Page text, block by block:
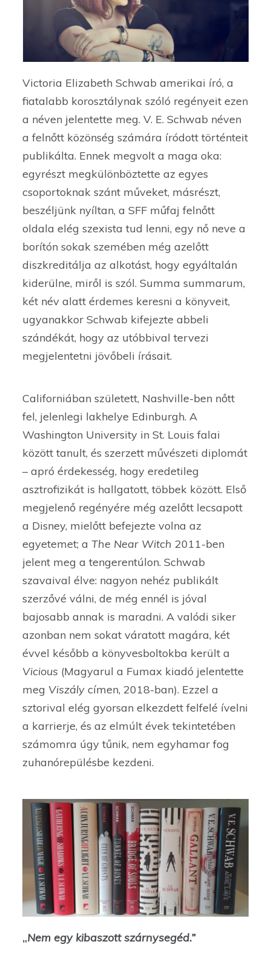
Victoria Elizabeth Schwab amerikai író, a
fiatalabb korosztálynak szóló regényeit ezen
a néven jelentette meg. V. E. Schwab néven
a felnőtt közönség számára íródott történteit
publikálta. Ennek megvolt a maga oka:
egyrészt megkülönböztette az egyes
csoportoknak szánt műveket, másrészt,
beszéljünk nyíltan, a SFF műfaj felnőtt
oldala elég szexista tud lenni, egy nő neve a
borítón sokak szemében még azelőtt
diszkreditálja az alkotást, hogy egyáltalán
kiderülne, miről is szól. Summa summarum,
két név alatt érdemes keresni a könyveit,
ugyanakkor Schwab kifejezte abbeli
szándékát, hogy az utóbbival tervezi
megjelentetni jövőbeli írásait.
Californiában született, Nashville-ben nőtt
fel, jelenlegi lakhelye Edinburgh. A
Washington University in St. Louis falai
között tanult, és szerzett művészeti diplomát
– apró érdekesség, hogy eredetileg
asztrofizikát is hallgatott, többek között. Első
megjelenő regényére még azelőtt lecsapott
a Disney, mielőtt befejezte volna az
egyetemet; aThe Near Witch 2011-ben
jelent meg a tengerentúlon. Schwab
szavaival élve: nagyon nehéz publikált
szerzővé válni, de még ennél is jóval
bajosabb annak is maradni. A valódi siker
azonban nem sokat váratott magára, két
évvel később a könyvesboltokba került a
Vicious (Magyarul a Fumax kiadó jelentette
meg Viszály címen, 2018-ban). Ezzel a
sztorival elég gyorsan elkezdett felfelé ívelni
a karrierje, és az elmúlt évek tekintetében
számomra úgy tűnik, nem egyhamar fog
zuhanórepülésbe kezdeni.
„Nem egy kibaszott szárnysegéd.”